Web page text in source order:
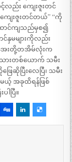
လည်း ကျေးဇူးတင်
ေးဇူးတင်တယ်” “ကို
ောင်ကျသည်မှစ၍
မများကိုလည်း
ေးတို့တအိမ်လုံးက
သားတစ်ယောက် သမီး
ေဆိုပြီးလေပြီ၊ သမီး
မယ့် အခုထိရန်ဖြစ်
ါပြီ။